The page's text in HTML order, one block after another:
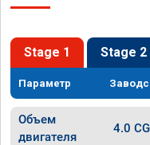
Stage 1 Stage 2
Параметр
Объем
двигателя
4.0